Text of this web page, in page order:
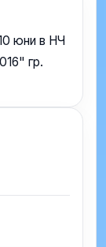
юни в НЧ
гр.